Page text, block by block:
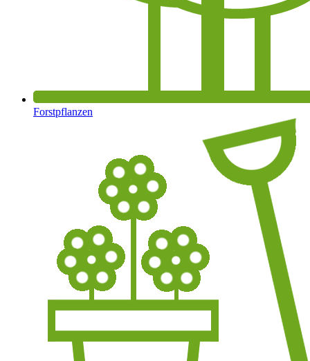
Forstpflanzen